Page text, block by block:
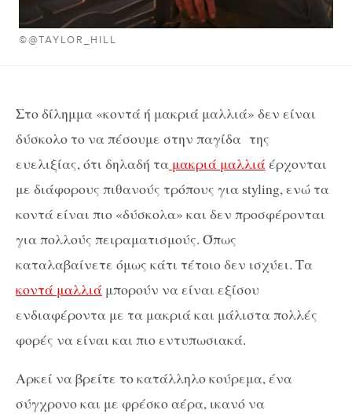
©@TAYLOR_HILL
Στο δίλημμα «κοντά ή μακριά μαλλιά» δεν είναι
δύσκολο το να πέσουμε στην παγίδα της
ευελιξίας, ότι δηλαδή τα μακριά μαλλιάέρχονται
με διάφορους πιθανούς τρόπους για styling, ενώ τα
κοντά είναι πιο «δύσκολα» και δεν προσφέρονται
για πολλούς πειραματισμούς. Όπως
καταλαβαίνετε όμως κάτι τέτοιο δεν ισχύει. Τα
κοντά μαλλιά μπορούν να είναι εξίσου
ενδιαφέροντα με τα μακριά και μάλιστα πολλές
φορές να είναι και πιο εντυπωσιακά.
Αρκεί να βρείτε το κατάλληλο κούρεμα, ένα
σύγχρονο και με φρέσκο αέρα, ικανό να